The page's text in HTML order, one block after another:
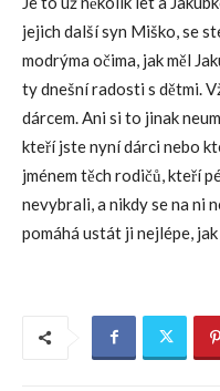
jejich další syn Miško, se
modrýma očima, jak měl
ty dnešní radosti s dětmi.
dárcem. Ani si to jinak
kteří jste nyní dárci nebo
jménem těch rodičů, kteří
nevybrali, a nikdy se na ni
pomáhá ustát ji nejlépe, jak